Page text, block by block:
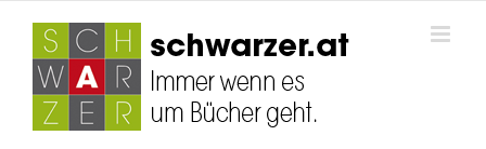
springen